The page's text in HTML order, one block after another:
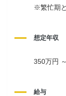
※繁忙期
想定年収
350万円
給与